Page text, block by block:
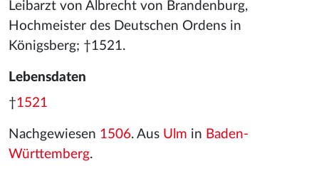
Leibarzt von Albrecht von Brandenburg,
Hochmeister des Deutschen Ordens in
Königsberg; †1521.
Lebensdaten
†1521
Nachgewiesen 1506. Aus Ulm in Baden-
Württemberg.